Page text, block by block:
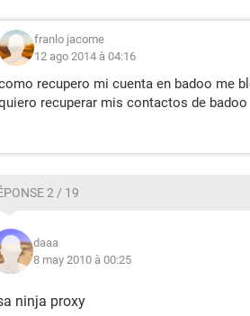
franlo jacome
12 ago 2014 à 04:16
recupero mi cuenta en badoo me
recuperar mis contactos de badoo
2 / 19
daaa
8 may 2010 à 00:25
ninja proxy